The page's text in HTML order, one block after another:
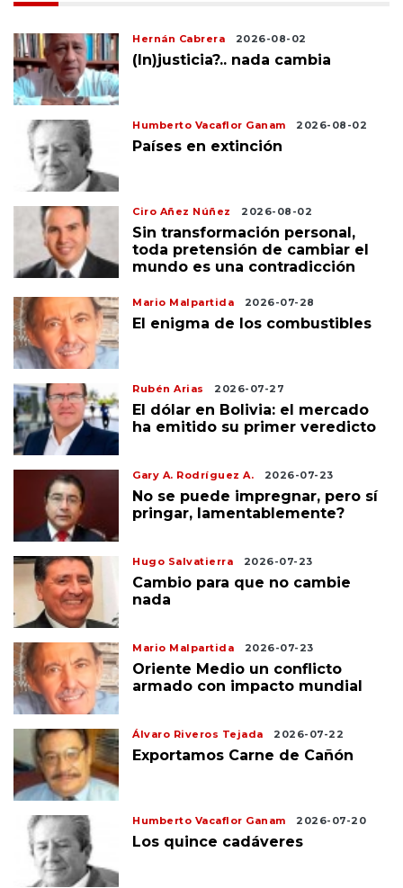
Hernán Cabrera 2026-08-02
(In)justicia?.. nada cambia
Humberto Vacaflor Ganam 2026-08-02
Países en extinción
Ciro Añez Núñez 2026-08-02
Sin transformación personal,
toda pretensión de cambiar el
mundo es una contradicción
Mario Malpartida 2026-07-28
El enigma de los combustibles
Rubén Arias 2026-07-27
El dólar en Bolivia: el mercado
ha emitido su primer veredicto
Gary A. Rodríguez A. 2026-07-23
No se puede impregnar, pero sí
pringar, lamentablemente?
Hugo Salvatierra 2026-07-23
Cambio para que no cambie
nada
Mario Malpartida 2026-07-23
Oriente Medio un conflicto
armado con impacto mundial
Álvaro Riveros Tejada 2026-07-22
Exportamos Carne de Cañón
Humberto Vacaflor Ganam 2026-07-20
Los quince cadáveres